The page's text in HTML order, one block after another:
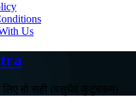
Us
हो सही (वसुधैव कुटुंबकम)